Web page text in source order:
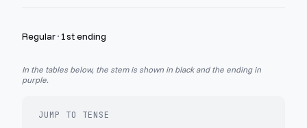
Regular· 1st ending
In the tables below, the stem is shown in black and the ending in
purple.
JUMP TO TENSE